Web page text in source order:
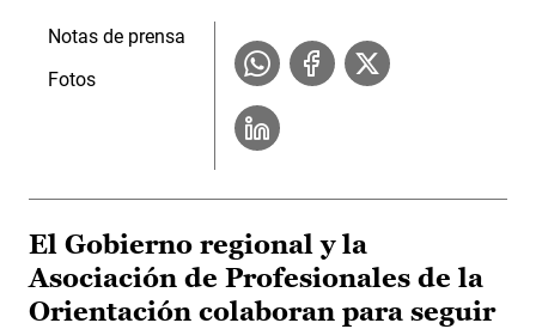
Notas de prensa
Fotos
El Gobierno regional y la
Asociación de Profesionales de la
Orientación colaboran para seguir